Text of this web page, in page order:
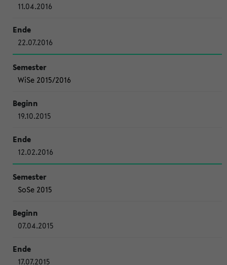
11.04.2016
22.07.2016
WiSe 2015/2016
19.10.2015
12.02.2016
SoSe 2015
07.04.2015
17.07.2015